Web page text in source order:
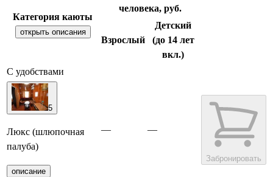
Категория каюты
открыть описания
человека, руб.
Взрослый
Детский
(до 14 лет
вкл.)
С удобствами
5
Люкс (шлюпочная
палуба)
описание
— —
Забронировать